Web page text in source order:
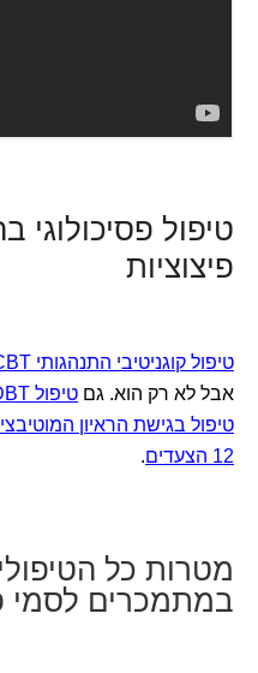
טיפול
פיצוציות
טיפול קוגניטיבי התנהגותי CBT
אבל לא רק הוא. גם טיפול DBT בהתמכרויות
טיפול בגישת הראיון
12 הצעדים
.
מטרות כל
במתמכרים לסמי